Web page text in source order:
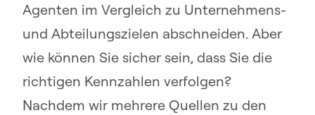
Agenten im Vergleich zu Unternehmens-
und Abteilungszielen abschneiden. Aber
wie können Sie sicher sein, dass Sie die
richtigen Kennzahlen verfolgen?
Nachdem wir mehrere Quellen zu den